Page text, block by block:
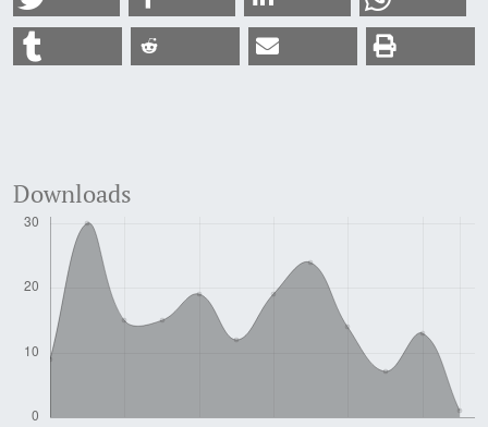
Downloads